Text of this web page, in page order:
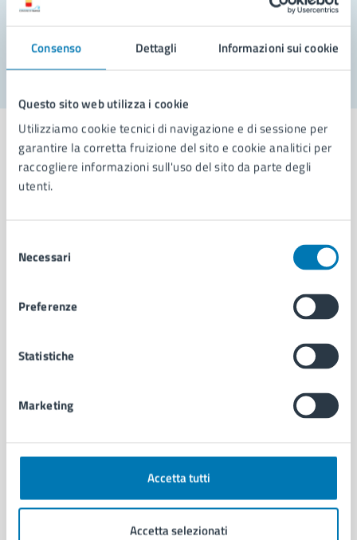
Consenso Dettagli Informazioni sui cookie
Questo sito web utilizza i cookie
Utilizziamo cookie tecnici di navigazione e di sessione per
garantire la corretta fruizione del sito e cookie analitici per
raccogliere informazioni sull'uso del sito da parte degli
utenti.
delNecessari
Preferenze
Statistiche
Marketing
Accetta tutti
Accetta selezionati
Problemi in città
Segnala disservizio
Municipalità
Politici
Documenti e dati
Ambiente